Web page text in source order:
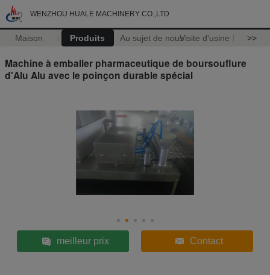
WENZHOU HUALE MACHINERY CO.,LTD
Maison Produits Au sujet de nousVisite d'usine >>
Machine à emballer pharmaceutique de boursouflure
d'Alu Alu avec le poinçon durable spécial
meilleur prix Contact